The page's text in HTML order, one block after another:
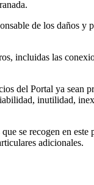
de los daños y
incluidas las
del Portal ya sean
inutilidad,
se recogen en este
adicionales.